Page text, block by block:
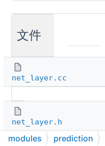
文件
net_layer.cc
net_layer.h
modules prediction